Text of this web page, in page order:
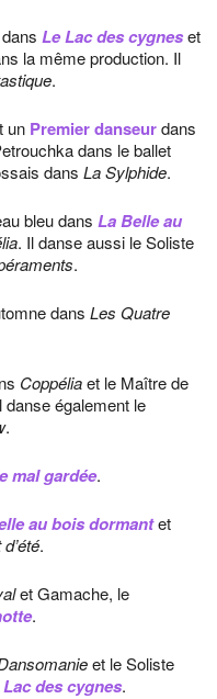
Le Lac des cygneset
la même production. Il
.
un Premier danseurdans
dans le ballet
dans La Sylphide.
bleu dans La Belle au
. Il danse aussi le Soliste
.
dans Les Quatre
Coppéliaet le Maître de
danse également le
.
mal gardée.
au bois dormantet
.
et Gamache, le
.
et le Soliste
des cygnes.